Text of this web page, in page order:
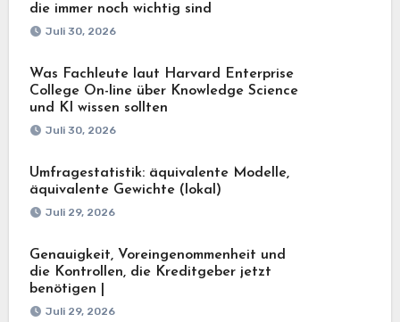
die immer noch wichtig sind
Juli 30, 2026
Was Fachleute laut Harvard Enterprise
College On-line über Knowledge Science
und KI wissen sollten
Juli 30, 2026
Umfragestatistik: äquivalente Modelle,
äquivalente Gewichte (lokal)
Juli 29, 2026
Genauigkeit, Voreingenommenheit und
die Kontrollen, die Kreditgeber jetzt
benötigen |
Juli 29, 2026